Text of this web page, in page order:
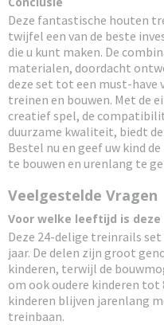
Deze fantastische houten
twijfel een van de beste
die u kunt maken. De
materialen, doordacht
deze set tot een must-have
treinen en bouwen. Met de
creatief spel, de
duurzame kwaliteit, biedt
Bestel nu en geef uw kind
te bouwen en urenlang te
Veelgestelde Vragen
Voor welke leeftijd is
Deze 24-delige treinrails
jaar. De delen zijn groot
kinderen, terwijl de
om ook oudere kinderen tot
kinderen blijven jarenlang
treinbaan.